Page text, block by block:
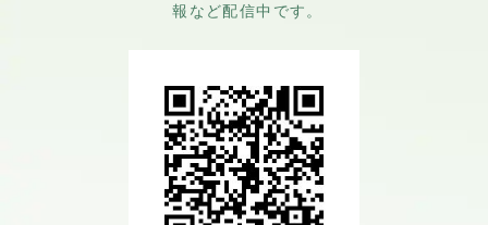
報など配信中です。